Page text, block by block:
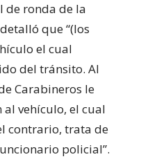
de ronda de la
que “(los
el cual
del tránsito. Al
Carabineros le
vehículo, el cual
contrario, trata de
policial”.